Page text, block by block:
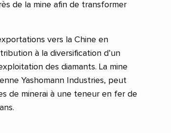
de la mine afin de transformer
vers la Chine en
à la diversification d’un
des diamants. La mine
Yashomann Industries, peut
de minerai à une teneur en fer de